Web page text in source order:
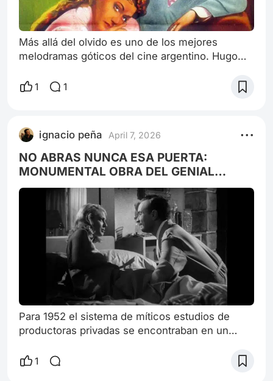
Más allá del olvido es uno de los mejores
melodramas góticos del cine argentino. Hugo
perseguido durante el mismo régimen que
durante la Revolución Libertadora, realizó esta
obra comparada con justa precisión con Vértigo
de Hitchcock, con la sospecha de que Sir Alfred
1 1
ignacio peña April 7, 2026
NO ABRAS NUNCA ESA PUERTA:
MONUMENTAL OBRA DEL GENIAL
MAESTRO CARLOS HUGO
CHRISTENSEN, más una introducción al
director
Para 1952 el sistema de míticos estudios de
productoras privadas se encontraban en un
peronismo logró ganar adeptos con el aumento
1